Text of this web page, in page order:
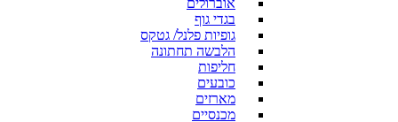
אוברולים
בגדי גוף
גופיות פלנל/ גטקס
הלבשה תחתונה
חליפות
כובעים
מארזים
מכנסיים